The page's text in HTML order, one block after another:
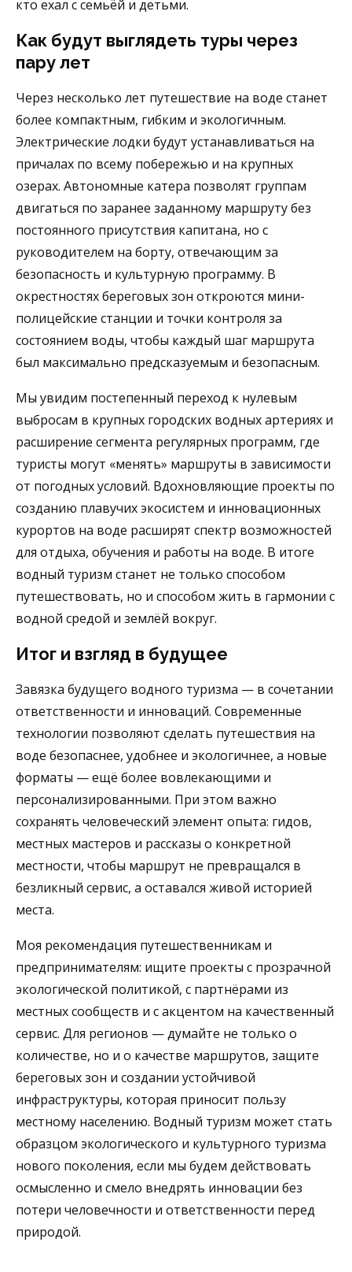
кто ехал с семьёй и детьми.
Как будут выглядеть туры через
пару лет
Через несколько лет путешествие на воде станет
более компактным, гибким и экологичным.
Электрические лодки будут устанавливаться на
причалах по всему побережью и на крупных
озерах. Автономные катера позволят группам
двигаться по заранее заданному маршруту без
постоянного присутствия капитана, но с
руководителем на борту, отвечающим за
безопасность и культурную программу. В
окрестностях береговых зон откроются мини-
полицейские станции и точки контроля за
состоянием воды, чтобы каждый шаг маршрута
был максимально предсказуемым и безопасным.
Мы увидим постепенный переход к нулевым
выбросам в крупных городских водных артериях и
расширение сегмента регулярных программ, где
туристы могут «менять» маршруты в зависимости
от погодных условий. Вдохновляющие проекты по
созданию плавучих экосистем и инновационных
курортов на воде расширят спектр возможностей
для отдыха, обучения и работы на воде. В итоге
водный туризм станет не только способом
путешествовать, но и способом жить в гармонии с
водной средой и землёй вокруг.
Итог и взгляд в будущее
Завязка будущего водного туризма — в сочетании
ответственности и инноваций. Современные
технологии позволяют сделать путешествия на
воде безопаснее, удобнее и экологичнее, а новые
форматы — ещё более вовлекающими и
персонализированными. При этом важно
сохранять человеческий элемент опыта: гидов,
местных мастеров и рассказы о конкретной
местности, чтобы маршрут не превращался в
безликный сервис, а оставался живой историей
места.
Моя рекомендация путешественникам и
предпринимателям: ищите проекты с прозрачной
экологической политикой, с партнёрами из
местных сообществ и с акцентом на качественный
сервис. Для регионов — думайте не только о
количестве, но и о качестве маршрутов, защите
береговых зон и создании устойчивой
инфраструктуры, которая приносит пользу
местному населению. Водный туризм может стать
образцом экологического и культурного туризма
нового поколения, если мы будем действовать
осмысленно и смело внедрять инновации без
потери человечности и ответственности перед
природой.